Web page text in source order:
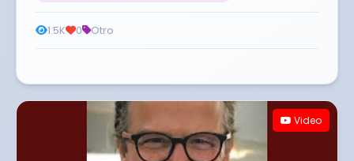
1.5K 0 Otro
Video